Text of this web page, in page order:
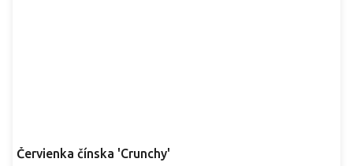
Červienka čínska 'Crunchy'